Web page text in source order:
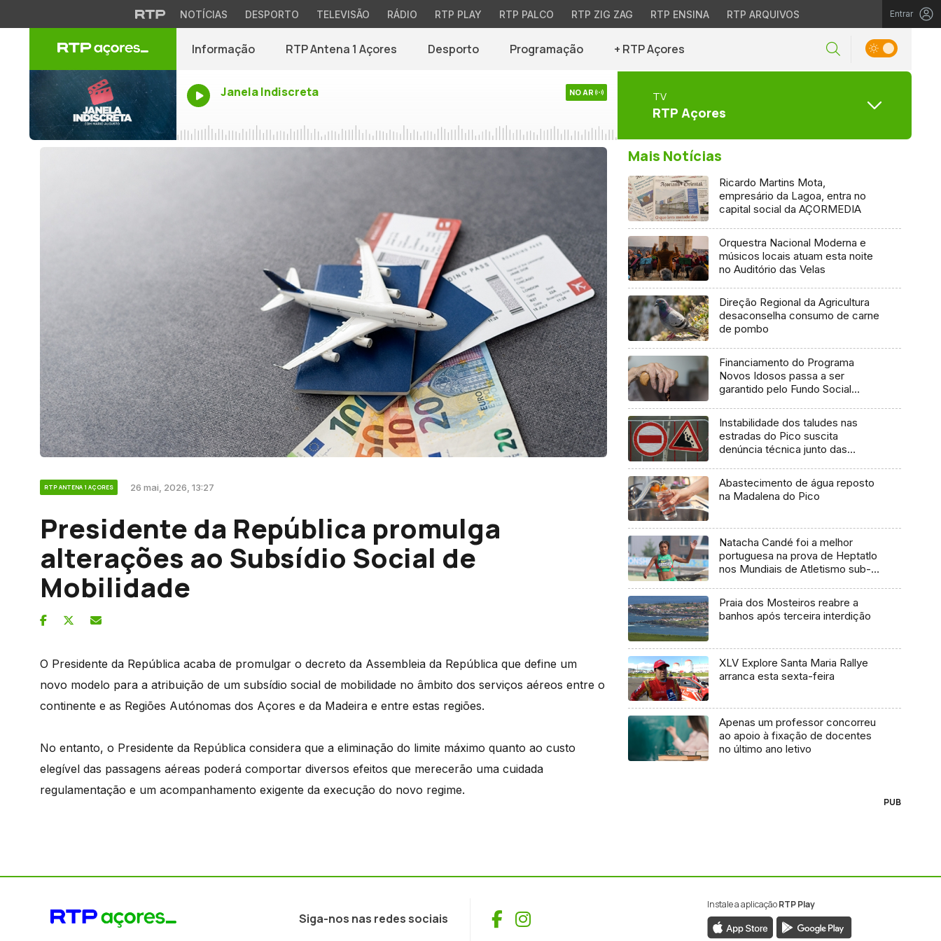
NOTÍCIAS DESPORTO TELEVISÃO RÁDIO RTP PLAY RTP PALCO RTP ZIG ZAG RTP ENSINA RTP ARQUIVOS Entrar
Informação RTP Antena 1 Açores Desporto Programação + RTP Açores
Janela Indiscreta NO AR TV
RTP Açores
RTP ANTENA 1 AÇORES 26 mai, 2026, 13:27
Presidente da República promulga
alterações ao Subsídio Social de
Mobilidade
O Presidente da República acaba de promulgar o decreto da Assembleia da República que define um
novo modelo para a atribuição de um subsídio social de mobilidade no âmbito dos serviços aéreos entre o
continente e as Regiões Autónomas dos Açores e da Madeira e entre estas regiões.
No entanto, o Presidente da República considera que a eliminação do limite máximo quanto ao custo
elegível das passagens aéreas poderá comportar diversos efeitos que merecerão uma cuidada
regulamentação e um acompanhamento exigente da execução do novo regime.
Mais Notícias
Ricardo Martins Mota,
empresário da Lagoa, entra no
capital social da AÇORMEDIA
Orquestra Nacional Moderna e
músicos locais atuam esta noite
no Auditório das Velas
Direção Regional da Agricultura
desaconselha consumo de carne
de pombo
Financiamento do Programa
Novos Idosos passa a ser
garantido pelo Fundo Social
Instabilidade dos taludes nas
estradas do Pico suscita
denúncia técnica junto das
Abastecimento de água reposto
na Madalena do Pico
Natacha Candé foi a melhor
portuguesa na prova de Heptatlo
nos Mundiais de Atletismo sub-
Praia dos Mosteiros reabre a
banhos após terceira interdição
XLV Explore Santa Maria Rallye
arranca esta sexta-feira
Apenas um professor concorreu
ao apoio à fixação de docentes
no último ano letivo
PUB
Siga-nos nas redes sociais Facebook
Instagram
Instale a aplicaçãoRTP Play